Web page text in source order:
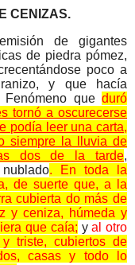
CENIZAS.
de gigantes
de piedra pómez,
poco a
y que hacía
que duró
tornó a oscurecerse
podía leer una carta,
siempre la lluvia de
dos de la tarde,
. En toda la
de suerte que, a la
cubierta do más de
y ceniza, húmeda y
que caía; yal otro
triste, cubiertos de
casas y todo lo